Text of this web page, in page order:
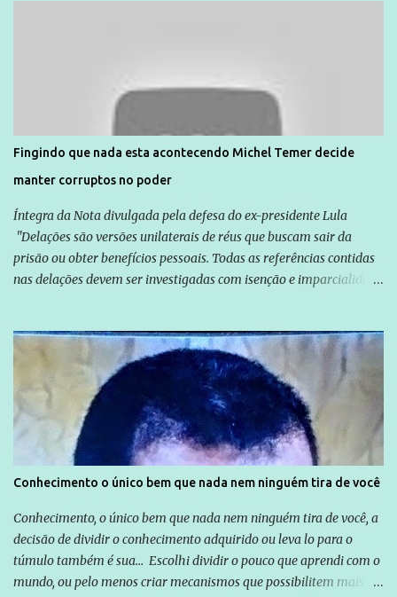
são vítimas de violência, estão em situação de risco ou têm seus
direitos violados. Leia mais: Anistia Internacional cobra do Brasil
solução do caso Amarildo - Terra Brasil
Fingindo que nada esta acontecendo Michel Temer decide
manter corruptos no poder
Íntegra da Nota divulgada pela defesa do ex-presidente Lula
"Delações são versões unilaterais de réus que buscam sair da
prisão ou obter benefícios pessoais. Todas as referências contidas
nas delações devem ser investigadas com isenção e imparcialidade
Globo manteve com o Grupo Odebrecht, citada na delação de
Emílio Odebrecht. Lula sempre atuou para promover o Brasil no
exterior, e não para promover determinadas empresas ou
empresários" Assina a nota o advogado Cristiano Zanin Martins
Conhecimento o único bem que nada nem ninguém tira de você
Conhecimento, o único bem que nada nem ninguém tira de você, a
decisão de dividir o conhecimento adquirido ou leva lo para o
túmulo também é sua... Escolhi dividir o pouco que aprendi com o
mundo, ou pelo menos criar mecanismos que possibilitem mais e